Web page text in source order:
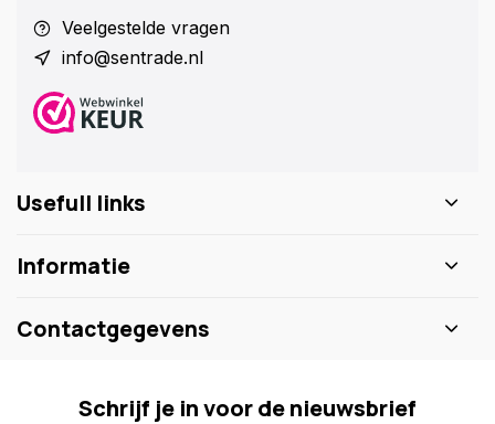
Veelgestelde vragen
info@sentrade.nl
Usefull links
Informatie
Contactgegevens
Schrijf je in voor de nieuwsbrief